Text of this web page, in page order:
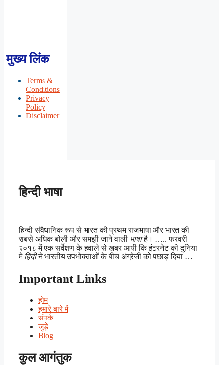
मुख्य लिंक
Terms &
Conditions
Privacy
Policy
Disclaimer
हिन्दी भाषा
हिन्दी संवैधानिक रूप से भारत की प्रथम राजभाषा और भारत की
सबसे अधिक बोली और समझी जाने वाली भाषाहै। ….. फरवरी
२०१८ में एक सर्वेक्षण के हवाले से खबर आयी कि इंटरनेट की दुनिया
में हिंदीने भारतीय उपभोक्ताओं के बीच अंग्रेजी को पछाड़ दिया …
Important Links
होम
हमारे बारे में
संपर्क
जुड़े
Blog
कुल आगंतुक